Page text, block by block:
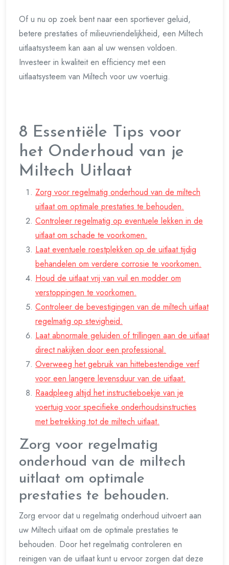
Of u nu op zoek bent naar een sportiever geluid,
betere prestaties of milieuvriendelijkheid, een Miltech
uitlaatsysteem kan aan al uw wensen voldoen.
Investeer in kwaliteit en efficiency met een
uitlaatsysteem van Miltech voor uw voertuig.
8 Essentiële Tips voor
het Onderhoud van je
Miltech Uitlaat
Zorg voor regelmatig onderhoud van de miltech
uitlaat om optimale prestaties te behouden.
Controleer regelmatig op eventuele lekken in de
uitlaat om schade te voorkomen.
Laat eventuele roestplekken op de uitlaat tijdig
behandelen om verdere corrosie te voorkomen.
Houd de uitlaat vrij van vuil en modder om
verstoppingen te voorkomen.
Controleer de bevestigingen van de miltech uitlaat
regelmatig op stevigheid.
Laat abnormale geluiden of trillingen aan de uitlaat
direct nakijken door een professional.
Overweeg het gebruik van hittebestendige verf
voor een langere levensduur van de uitlaat.
Raadpleeg altijd het instructieboekje van je
voertuig voor specifieke onderhoudsinstructies
met betrekking tot de miltech uitlaat.
Zorg voor regelmatig
onderhoud van de miltech
uitlaat om optimale
prestaties te behouden.
Zorg ervoor dat u regelmatig onderhoud uitvoert aan
uw Miltech uitlaat om de optimale prestaties te
behouden. Door het regelmatig controleren en
reinigen van de uitlaat kunt u ervoor zorgen dat deze